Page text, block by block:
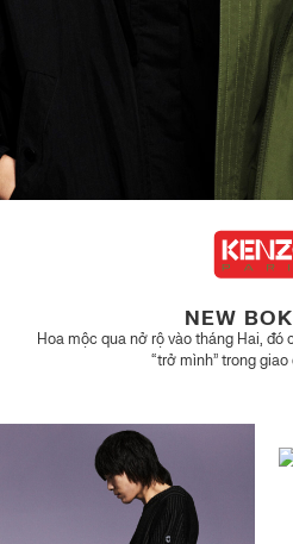
NEW
Hoa mộc qua nở rộ vào tháng Hai,
“trở mình” trong